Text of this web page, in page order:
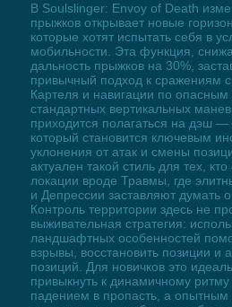
В Soulslinger: Envoy of Death
прыжков открывает новые
которые хотят испытать себя в
мобильности. Эта функция,
дальность прыжков на 30%,
привычный подход к сражениям
Картеля и навигации по
стандартных вертикальных
приходится полагаться на дэш —
который становится ключевым
уклонения от атак и смены
актуален такой стиль для тех,
локации вроде Травмы, где
и Депрессии заставляют думать
Контроль территории здесь не
выживательная стратегия:
ландшафтных особенностей
взрывы, восстановить позиции и
позиций. Для новичков это
привыкнуть к динамичному
падением в пропасть, а